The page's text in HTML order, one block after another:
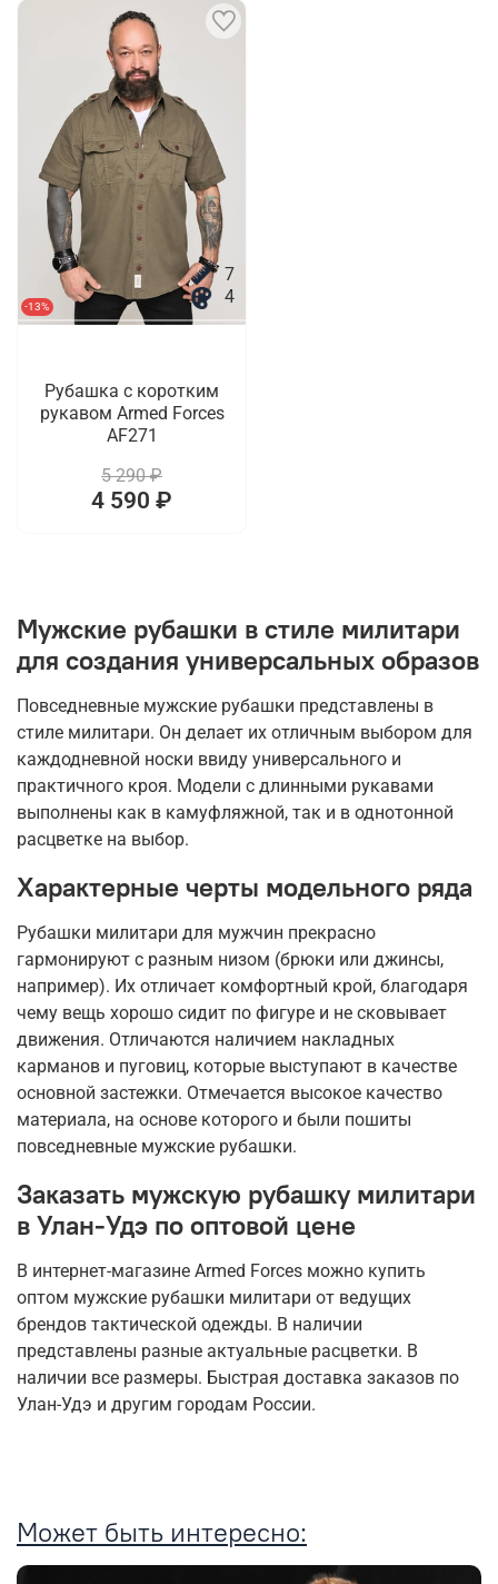
-13%
7
4
Рубашка с коротким
рукавом Armed Forces
AF271
5 290 ₽
4 590 ₽
Мужские рубашки в стиле милитари
для создания универсальных образов
Повседневные мужские рубашки представлены в
стиле милитари. Он делает их отличным выбором для
каждодневной носки ввиду универсального и
практичного кроя. Модели с длинными рукавами
выполнены как в камуфляжной, так и в однотонной
расцветке на выбор.
Характерные черты модельного ряда
Рубашки милитари для мужчин прекрасно
гармонируют с разным низом (брюки или джинсы,
например). Их отличает комфортный крой, благодаря
чему вещь хорошо сидит по фигуре и не сковывает
движения. Отличаются наличием накладных
карманов и пуговиц, которые выступают в качестве
основной застежки. Отмечается высокое качество
материала, на основе которого и были пошиты
повседневные мужские рубашки.
Заказать мужскую рубашку милитари
в Улан-Удэ по оптовой цене
В интернет-магазине Armed Forces можно купить
оптом мужские рубашки милитари от ведущих
брендов тактической одежды. В наличии
представлены разные актуальные расцветки. В
наличии все размеры. Быстрая доставка заказов по
Улан-Удэ и другим городам России.
Может быть интересно: